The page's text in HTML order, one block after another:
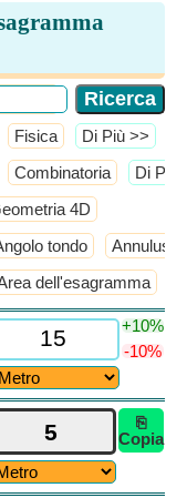
Fisica ​Di Più >>
Combinatoria ​Di Più
4D
tondo Annulus
dell'esagramma
+10%
-10%
⎘
Copia